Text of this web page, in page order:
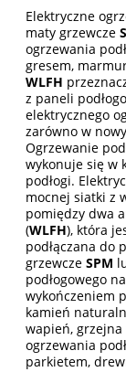
Elektryczne
maty grzewcze
ogrzewania
gresem,
WLFH
z paneli
elektrycznego
zarówno w
Ogrzewanie
wykonuje się w
podłogi.
mocnej siatki z
pomiędzy dwa
(WLFH), która
podłączana do
grzewcze SPM
podłogowego
wykończeniem
kamień
wapień,
ogrzewania
parkietem,